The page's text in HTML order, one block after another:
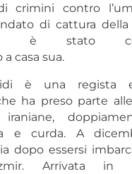
crimini contro
di cattura della
è stato
casa sua.
è una regista
ha preso parte
e curda. A
dopo essersi
Arrivata in